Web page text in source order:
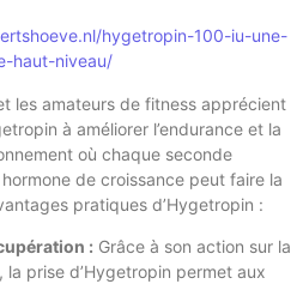
hygetropin-100-iu-une-
haut-niveau/
les amateurs de fitness apprécient
à améliorer l’endurance et la
où chaque seconde
de croissance peut faire la
pratiques d’Hygetropin :
: Grâce à son action sur la
la prise d’Hygetropin permet aux